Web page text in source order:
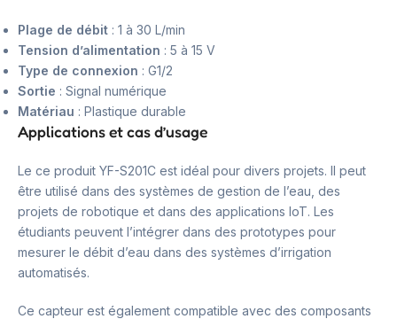
Plage de débit : 1 à 30 L/min
Tension d’alimentation : 5 à 15 V
Type de connexion : G1/2
Sortie : Signal numérique
Matériau : Plastique durable
Applications et cas d’usage
Le ce produit YF-S201C est idéal pour divers projets. Il peut
être utilisé dans des systèmes de gestion de l’eau, des
projets de robotique et dans des applications IoT. Les
étudiants peuvent l’intégrer dans des prototypes pour
mesurer le débit d’eau dans des systèmes d’irrigation
automatisés.
Ce capteur est également compatible avec des composants